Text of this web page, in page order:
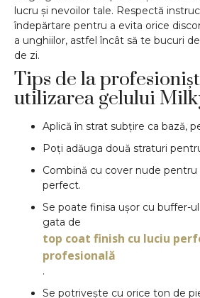
lucru și nevoilor tale. Respectă
îndepărtare pentru a evita orice
a unghiilor, astfel încât să te bucuri
de zi.
Tips de la
utilizarea gelului
Aplică în strat subțire ca bază,
Poți adăuga două straturi
Combină cu cover nude
perfect.
Se poate finisa ușor cu buffer-
gata de
top coat finish cu luciu
profesională
.
Se potrivește cu orice ton de